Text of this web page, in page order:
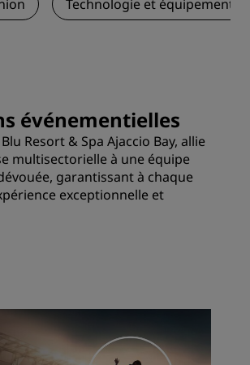
Technologie et équipements
événementielles
Resort & Spa Ajaccio Bay, allie
multisectorielle à une équipe
garantissant à chaque
exceptionnelle et